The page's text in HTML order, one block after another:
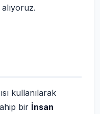
kullanılarak
bir İnsan